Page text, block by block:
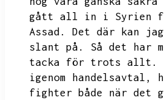
gått all in i Syrien
Assad.
Det där kan
slant på.
Så det har
tacka för trots allt.
igenom handelsavtal,
fighter både när det